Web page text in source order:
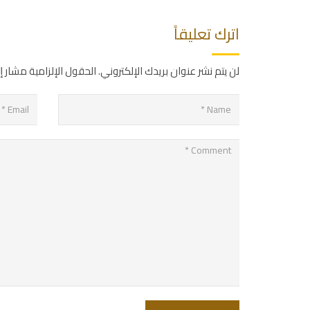
اترك تعليقاً
لن يتم نشر عنوان بريدك الإلكتروني.الحقول الإلزامية مشار